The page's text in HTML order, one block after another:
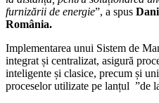
furnizării de energie”, a spus
România.
Implementarea unui Sistem de
integrat și centralizat, asigură
inteligente și clasice, precum și
proceselor utilizate pe lanțul ”de